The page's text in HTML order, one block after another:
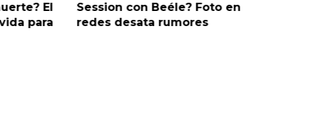
El
para
Session con Beéle? Foto en
redes desata rumores